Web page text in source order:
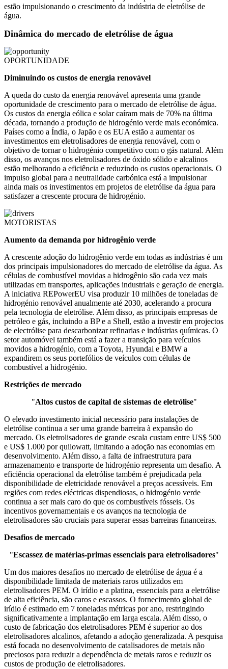
estão impulsionando o crescimento da indústria de eletrólise de
água.
Dinâmica do mercado de eletrólise de água
OPORTUNIDADE
Diminuindo os custos de energia renovável
A queda do custo da energia renovável apresenta uma grande
oportunidade de crescimento para o mercado de eletrólise de água.
Os custos da energia eólica e solar caíram mais de 70% na última
década, tornando a produção de hidrogénio verde mais económica.
Países como a Índia, o Japão e os EUA estão a aumentar os
investimentos em eletrolisadores de energia renovável, com o
objetivo de tornar o hidrogénio competitivo com o gás natural. Além
disso, os avanços nos eletrolisadores de óxido sólido e alcalinos
estão melhorando a eficiência e reduzindo os custos operacionais. O
impulso global para a neutralidade carbónica está a impulsionar
ainda mais os investimentos em projetos de eletrólise da água para
satisfazer a crescente procura de hidrogénio.
MOTORISTAS
Aumento da demanda por hidrogênio verde
A crescente adoção do hidrogênio verde em todas as indústrias é um
dos principais impulsionadores do mercado de eletrólise da água. As
células de combustível movidas a hidrogênio são cada vez mais
utilizadas em transportes, aplicações industriais e geração de energia.
A iniciativa REPowerEU visa produzir 10 milhões de toneladas de
hidrogénio renovável anualmente até 2030, acelerando a procura
pela tecnologia de eletrólise. Além disso, as principais empresas de
petróleo e gás, incluindo a BP e a Shell, estão a investir em projectos
de electrólise para descarbonizar refinarias e indústrias químicas. O
setor automóvel também está a fazer a transição para veículos
movidos a hidrogénio, com a Toyota, Hyundai e BMW a
expandirem os seus portefólios de veículos com células de
combustível a hidrogénio.
Restrições de mercado
"Altos custos de capital de sistemas de eletrólise"
O elevado investimento inicial necessário para instalações de
eletrólise continua a ser uma grande barreira à expansão do
mercado. Os eletrolisadores de grande escala custam entre US$ 500
e US$ 1.000 por quilowatt, limitando a adoção nas economias em
desenvolvimento. Além disso, a falta de infraestrutura para
armazenamento e transporte de hidrogénio representa um desafio. A
eficiência operacional da eletrólise também é prejudicada pela
disponibilidade de eletricidade renovável a preços acessíveis. Em
regiões com redes eléctricas dispendiosas, o hidrogénio verde
continua a ser mais caro do que os combustíveis fósseis. Os
incentivos governamentais e os avanços na tecnologia de
eletrolisadores são cruciais para superar essas barreiras financeiras.
Desafios de mercado
"Escassez de matérias-primas essenciais para eletrolisadores"
Um dos maiores desafios no mercado de eletrólise de água é a
disponibilidade limitada de materiais raros utilizados em
eletrolisadores PEM. O irídio e a platina, essenciais para a eletrólise
de alta eficiência, são caros e escassos. O fornecimento global de
irídio é estimado em 7 toneladas métricas por ano, restringindo
significativamente a implantação em larga escala. Além disso, o
custo de fabricação dos eletrolisadores PEM é superior ao dos
eletrolisadores alcalinos, afetando a adoção generalizada. A pesquisa
está focada no desenvolvimento de catalisadores de metais não
preciosos para reduzir a dependência de metais raros e reduzir os
custos de produção de eletrolisadores.